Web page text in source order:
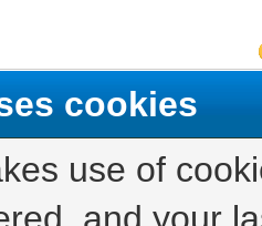
cookies
use of